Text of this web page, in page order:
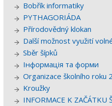
Bobřík informatiky
PYTHAGORIÁDA
Přírodovědný klokan
Další možnost využití
Sběr šípků
Інформація та форми
Organizace školního roku
Kroužky
INFORMACE K ZAČÁTKU